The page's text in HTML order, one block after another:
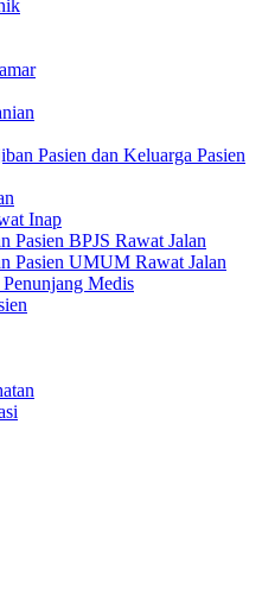
Pasien dan Keluarga Pasien
Inap
Pasien BPJS Rawat Jalan
Pasien UMUM Rawat Jalan
Medis